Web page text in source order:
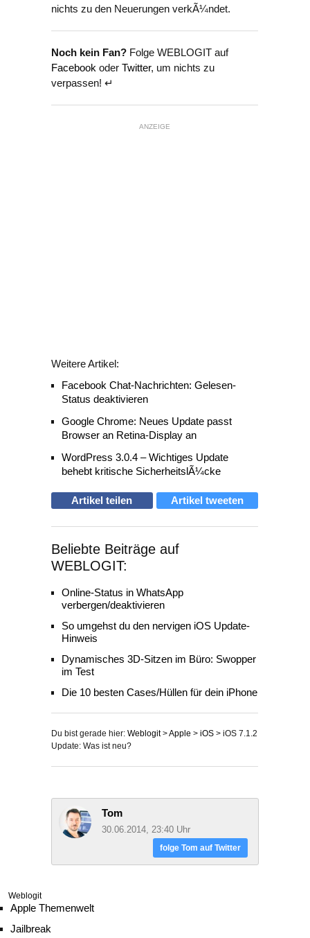
nichts zu den Neuerungen verkÃ¼ndet.
Noch kein Fan? Folge WEBLOGIT auf
Facebook oder Twitter, um nichts zu
verpassen! ↵
ANZEIGE
Weitere Artikel:
Facebook Chat-Nachrichten: Gelesen-
Status deaktivieren
Google Chrome: Neues Update passt
Browser an Retina-Display an
WordPress 3.0.4 – Wichtiges Update
behebt kritische SicherheitslÃ¼cke
Artikel teilen Artikel tweeten
Beliebte Beiträge auf
WEBLOGIT:
Online-Status in WhatsApp
verbergen/deaktivieren
So umgehst du den nervigen iOS Update-
Hinweis
Dynamisches 3D-Sitzen im Büro: Swopper
im Test
Die 10 besten Cases/Hüllen für dein iPhone
Du bist gerade hier: Weblogit>Apple > iOS > iOS 7.1.2
Update: Was ist neu?
Tom
30.06.2014, 23:40 Uhr
folge Tom auf Twitter
Weblogit
Apple Themenwelt
Jailbreak